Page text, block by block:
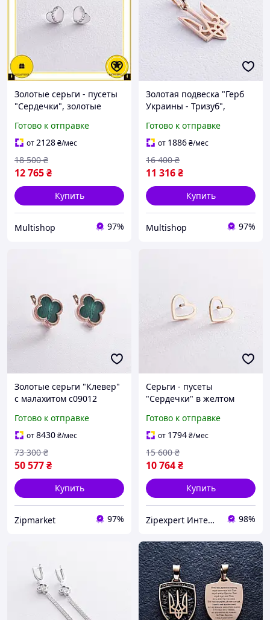
Золотые серьги - пусеты
"Сердечки", золотые
золотые сережки,
Бесплатная Доставка
Готово к отправке
от2128₴/мес
12 765₴
18 500 ₴
Купить
Multishop 97%
Золотая подвеска "Герб
Украины - Тризуб",
золотой кулон герб
Украины
Готово к отправке
от 1886₴/мес
11 316₴
16 400 ₴
Купить
Multishop 97%
Золотые серьги "Клевер"
с малахитом с09012
Готово к отправке
от8430₴/мес
50 577₴
73 300 ₴
Купить
Zipmarket 97%
Серьги - пусеты
"Сердечки" в желтом
Готово к отправке
от 1794₴/мес
10 764₴
15 600 ₴
Купить
Zipexpert Интернет-магазин по продаже ювелирных украшений и всего еще 98%